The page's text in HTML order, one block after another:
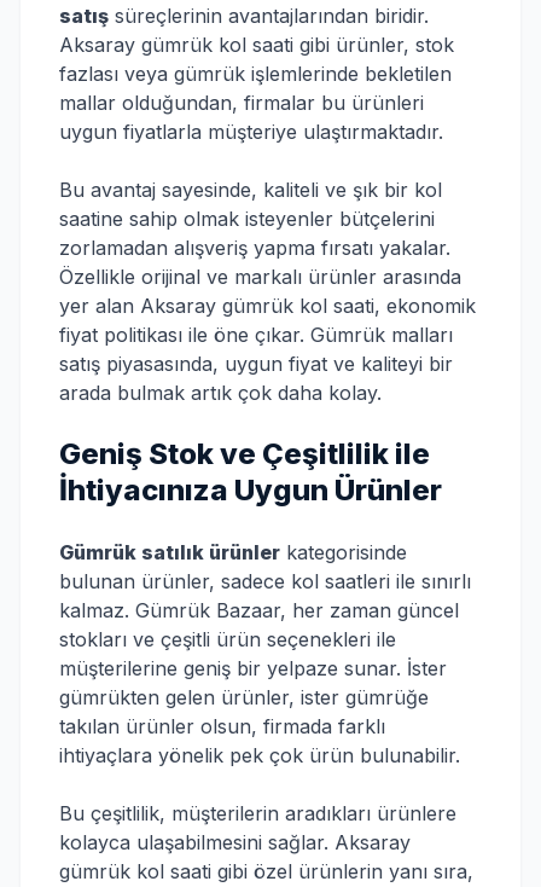
satış süreçlerinin avantajlarından biridir.
Aksaray gümrük kol saati gibi ürünler, stok
fazlası veya gümrük işlemlerinde bekletilen
mallar olduğundan, firmalar bu ürünleri
uygun fiyatlarla müşteriye ulaştırmaktadır.
Bu avantaj sayesinde, kaliteli ve şık bir kol
saatine sahip olmak isteyenler bütçelerini
zorlamadan alışveriş yapma fırsatı yakalar.
Özellikle orijinal ve markalı ürünler arasında
yer alan Aksaray gümrük kol saati, ekonomik
fiyat politikası ile öne çıkar. Gümrük malları
satış piyasasında, uygun fiyat ve kaliteyi bir
arada bulmak artık çok daha kolay.
Geniş Stok ve Çeşitlilik ile
İhtiyacınıza Uygun Ürünler
Gümrük satılık ürünler kategorisinde
bulunan ürünler, sadece kol saatleri ile sınırlı
kalmaz. Gümrük Bazaar, her zaman güncel
stokları ve çeşitli ürün seçenekleri ile
müşterilerine geniş bir yelpaze sunar. İster
gümrükten gelen ürünler, ister gümrüğe
takılan ürünler olsun, firmada farklı
ihtiyaçlara yönelik pek çok ürün bulunabilir.
Bu çeşitlilik, müşterilerin aradıkları ürünlere
kolayca ulaşabilmesini sağlar. Aksaray
gümrük kol saati gibi özel ürünlerin yanı sıra,